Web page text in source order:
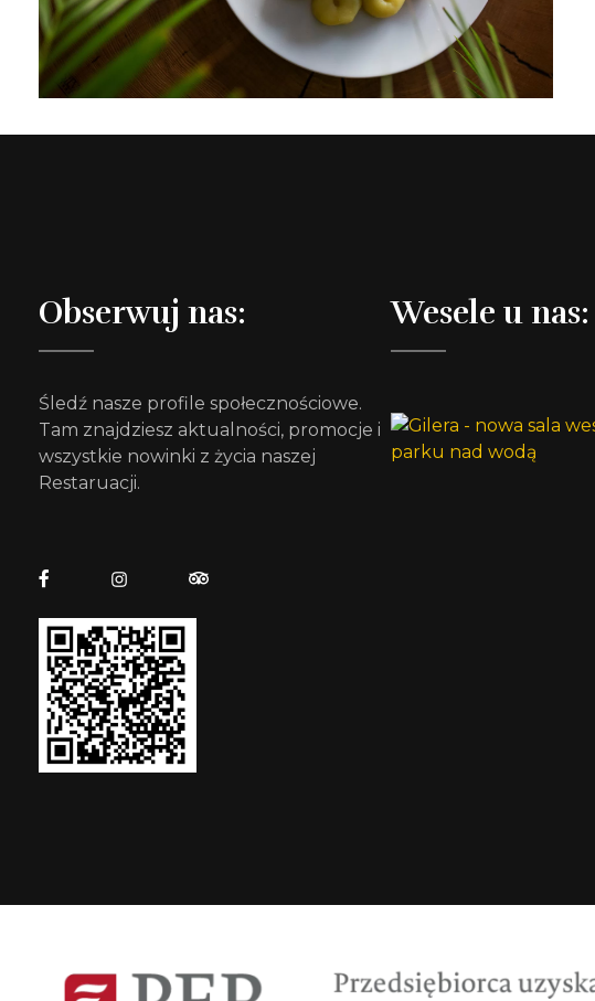
Obserwuj nas:
Śledź nasze profile społecznościowe.
Tam znajdziesz aktualności, promocje i
wszystkie nowinki z życia naszej
Restaruacji.
Wesele u nas: